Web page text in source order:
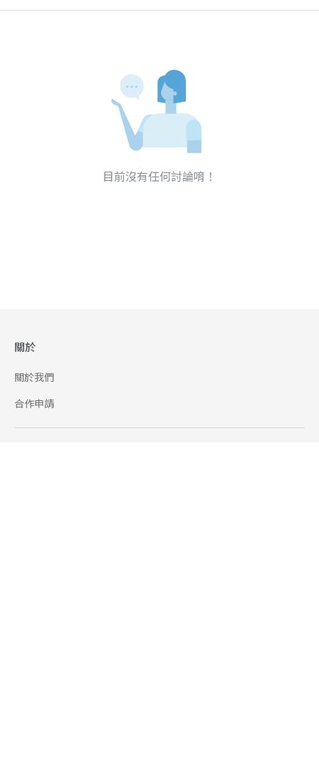
目前沒有任何討論唷！
關於
關於我們
合作申請